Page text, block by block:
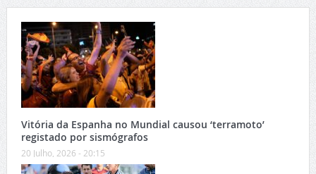
Vitória da Espanha no Mundial causou ‘terramoto’
registado por sismógrafos
20 Julho, 2026 - 20:15